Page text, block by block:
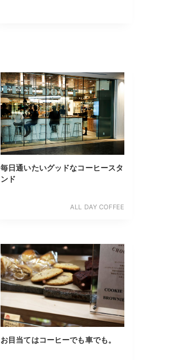
毎日通いたいグッドなコーヒースタ
ンド
ALL DAY COFFEE
お目当てはコーヒーでも車でも。